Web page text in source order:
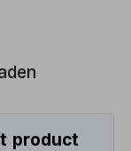
product